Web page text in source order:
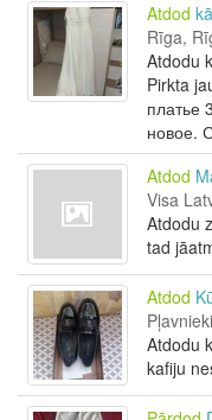
Atdod
Rīga,
Atdodu
Pirkta
платье
новое.
Atdod
Visa
Atdodu
tad
Atdod
Atdodu
kafiju